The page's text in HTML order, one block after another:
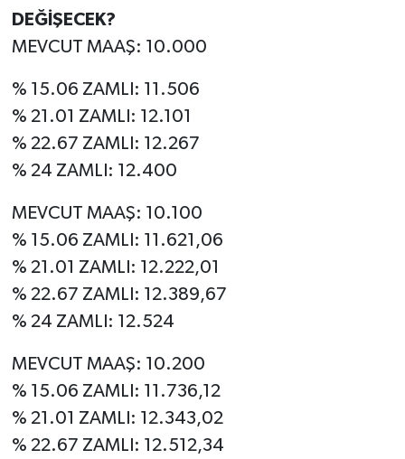
DEĞİŞECEK?
MEVCUT MAAŞ: 10.000
% 15.06 ZAMLI: 11.506
% 21.01 ZAMLI: 12.101
% 22.67 ZAMLI: 12.267
% 24 ZAMLI: 12.400
MEVCUT MAAŞ: 10.100
% 15.06 ZAMLI: 11.621,06
% 21.01 ZAMLI: 12.222,01
% 22.67 ZAMLI: 12.389,67
% 24 ZAMLI: 12.524
MEVCUT MAAŞ: 10.200
% 15.06 ZAMLI: 11.736,12
% 21.01 ZAMLI: 12.343,02
% 22.67 ZAMLI: 12.512,34